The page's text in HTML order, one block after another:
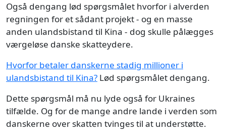
Også dengang lød spørgsmålet hvorfor i alverden
regningen for et sådant projekt - og en masse
anden ulandsbistand til Kina - dog skulle pålægges
værgeløse danske skatteydere.
Hvorfor betaler danskerne stadig millioner i
ulandsbistand til Kina? Lød spørgsmålet dengang.
Dette spørgsmål må nu lyde også for Ukraines
tilfælde. Og for de mange andre lande i verden som
danskerne over skatten tvinges til at understøtte.